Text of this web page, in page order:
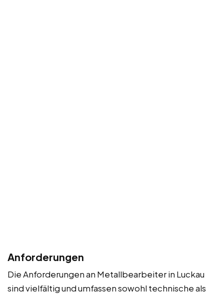
Anforderungen
Die Anforderungen an Metallbearbeiter in Luckau
sind vielfältig und umfassen sowohl technische als